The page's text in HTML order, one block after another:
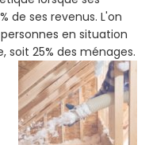
de ses revenus. L'on
en situation
soit 25% des ménages.